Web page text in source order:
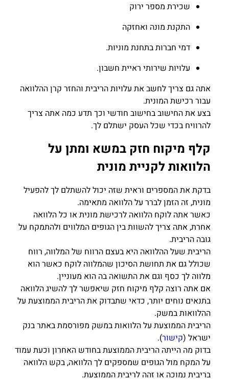
שכירת מספר ירוק
התקנת מונה ואחזקה
דמי חברות בתחנת מוניות.
עלויות שירותי ראיית חשבון.
אתה גם צריך לחשב את עלויות הריבית והחזר קרן ההלוואה
עבור רכישת המונית.
בצע את החישוב בחישוב חודשי וכך תדע כמה אתה צריך
להרוויח בכדי שכל העסק ישתלם לך.
קלף מיקוח חזק במשא ומתן על
הלוואות לקניית מונית
בדקת את המספרים וראית שזה יכול להשתלם לך להפעיל
מונית, זה הזמן לברר על הלוואה מתאימה.
כאשר אתה לוקח הלוואה לרכישת מונית או כל הלוואה
אחרת, אתה צריך להשוות בין הגופים המלווים ולהתמקח על
גובה הריבית.
הריבית שעל ההלוואה היא בעצם הרווח של המלווה, רווח
שכולל גם את תחושת הסיכון שהמלווה לוקח כאשר הוא
מלווה לך כסף וגם את התשואה בה הוא מעוניין.
אם אתה רוצה קלף מיקוח חזק שיאפשר לך להשיג הלוואה
בתנאים נוחים יותר, כדאי שתבדוק את הריבית הממוצעת על
ההלוואות במשק.
הריבית הממוצעת על הלוואות במשק מפורסמת באתר בנק
ישראל (קישור).
בדוק מה הייתה הריבית הממוצעת בחודש האחרון וכעת עמוד
על המקח מול הגופים שמספקים לך הלוואה, בקש הלוואה
בריבית נמוכה או זהה לריבית הממוצעת.